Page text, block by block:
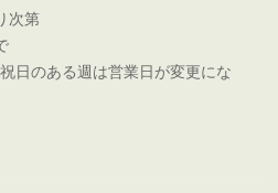
次第
日のある週は営業日が変更にな